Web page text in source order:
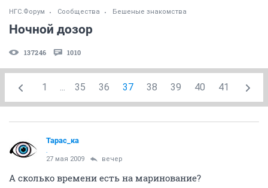
НГС.Форум Сообщества Бешеные знакомства
Ночной дозор
137246 1010
1 ... 35 36 37 38 39 40 41
Тарас_ка
27 мая 2009 вечер
А сколько времени есть на маринование?